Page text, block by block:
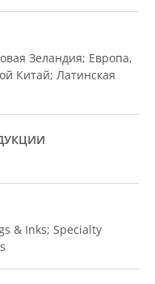
Зеландия; Европа,
Китай; Латинская
& Inks; Specialty